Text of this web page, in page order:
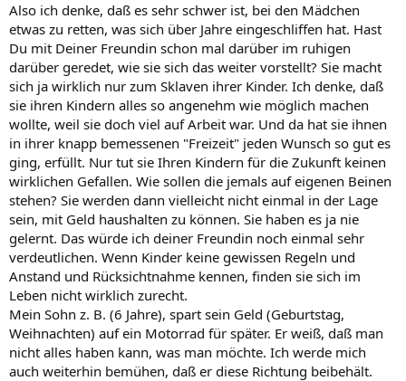
Also ich denke, daß es sehr schwer ist, bei den Mädchen
etwas zu retten, was sich über Jahre eingeschliffen hat. Hast
Du mit Deiner Freundin schon mal darüber im ruhigen
darüber geredet, wie sie sich das weiter vorstellt? Sie macht
sich ja wirklich nur zum Sklaven ihrer Kinder. Ich denke, daß
sie ihren Kindern alles so angenehm wie möglich machen
wollte, weil sie doch viel auf Arbeit war. Und da hat sie ihnen
in ihrer knapp bemessenen "Freizeit" jeden Wunsch so gut es
ging, erfüllt. Nur tut sie Ihren Kindern für die Zukunft keinen
wirklichen Gefallen. Wie sollen die jemals auf eigenen Beinen
stehen? Sie werden dann vielleicht nicht einmal in der Lage
sein, mit Geld haushalten zu können. Sie haben es ja nie
gelernt. Das würde ich deiner Freundin noch einmal sehr
verdeutlichen. Wenn Kinder keine gewissen Regeln und
Anstand und Rücksichtnahme kennen, finden sie sich im
Leben nicht wirklich zurecht.
Mein Sohn z. B. (6 Jahre), spart sein Geld (Geburtstag,
Weihnachten) auf ein Motorrad für später. Er weiß, daß man
nicht alles haben kann, was man möchte. Ich werde mich
auch weiterhin bemühen, daß er diese Richtung beibehält.